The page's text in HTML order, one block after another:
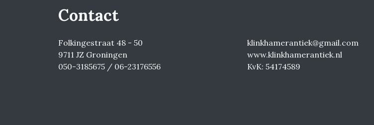
Contact
Folkingestraat 48 - 50
9711 JZ Groningen
050-3185675 / 06-23176556
klinkhamerantiek@gmail.com
www.klinkhamerantiek.nl
KvK: 54174589